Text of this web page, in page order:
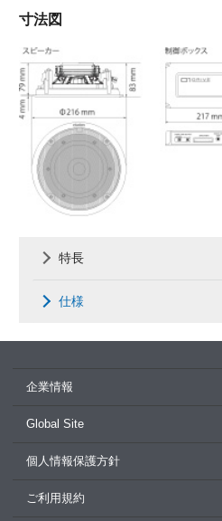
寸法図
特長
仕様
企業情報
Global Site
個人情報保護方針
ご利用規約